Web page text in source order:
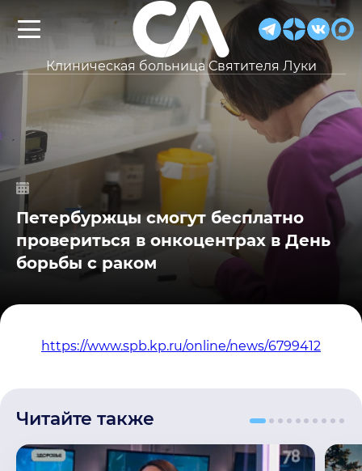
Клиническая больница Святителя Луки
Петербуржцы смогут бесплатно
провериться в онкоцентрах в День
борьбы с раком
https://www.spb.kp.ru/online/news/6799412
Читайте также